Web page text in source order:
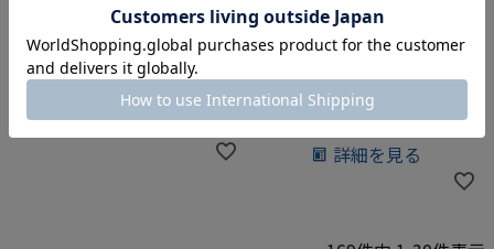
2Wayミニトートバッグ｜ト
ゥージュール
¥53,900
詳細を見る
2Wayクロスボディバッグ｜
トゥージュール （街歩きバ
ッグ）
¥42,900
詳細を見る